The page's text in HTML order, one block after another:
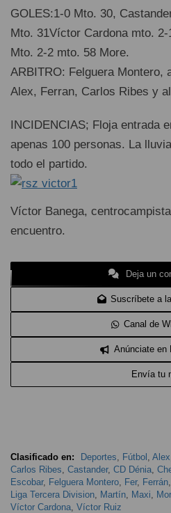
GOLES:1-0 Mto. 30,
Mto. 31Víctor Cardona mto.
Mto. 2-2 mto. 58 More.
ARBITRO: Felguera Montero,
Alex, Ferran, Carlos Ribes y
INCIDENCIAS; Floja entrada
apenas 100 personas. La
todo el partido.
Víctor Banega,
encuentro.
Deja un
Suscríbete a
Canal de
Anúnciate en
Envía tu
Clasificado en: Deportes, Fútbol , Alex
Carlos Ribes, Castander, CD Dénia,
Escobar, Felguera Montero, Fer, Ferrán,
Liga Tercera Division, Martín, Maxi,
Víctor Cardona, Víctor Ruiz